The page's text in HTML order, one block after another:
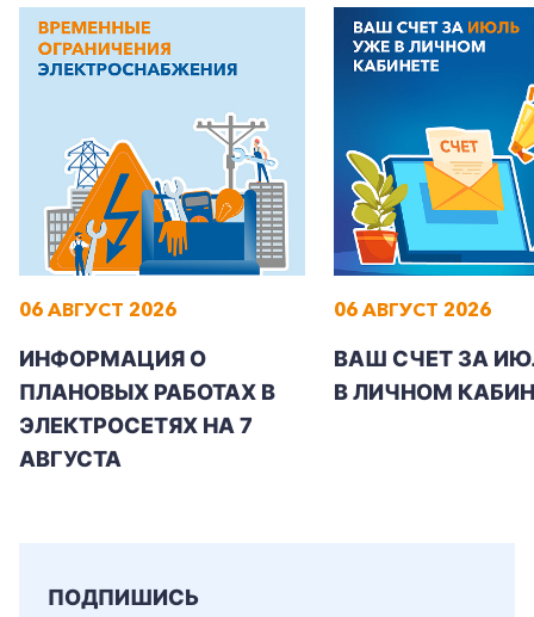
+7-800-700-24-57
Заказать обратный звонок
Корпоративным клиентам
06 АВГУСТ 2026
ИНФОРМАЦИЯ О
ПЛАНОВЫХ РАБОТАХ В
ЭЛЕКТРОСЕТЯХ НА 7
АВГУСТА
06 АВГУСТ 2026
ВАШ СЧЕТ ЗА
В ЛИЧНОМ
ПОДПИШИСЬ